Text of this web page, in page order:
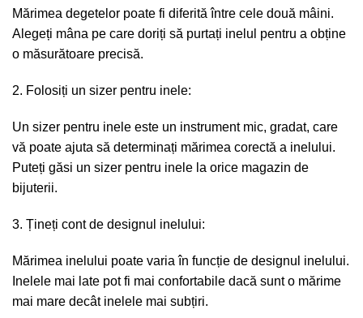
Mărimea degetelor poate fi diferită între cele două mâini.
Alegeți mâna pe care doriți să purtați inelul pentru a obține
o măsurătoare precisă.
Folosiți un sizer pentru inele:
Un sizer pentru inele este un instrument mic, gradat, care
vă poate ajuta să determinați mărimea corectă a inelului.
Puteți găsi un sizer pentru inele la orice magazin de
bijuterii.
Țineți cont de designul inelului:
Mărimea inelului poate varia în funcție de designul inelului.
Inelele mai late pot fi mai confortabile dacă sunt o mărime
mai mare decât inelele mai subțiri.